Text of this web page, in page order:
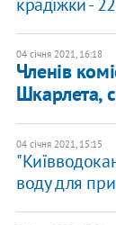
крадіжки -
04 січня 2021, 16:18
​Членів
Шкарлета,
04 січня 2021, 15:15
воду для